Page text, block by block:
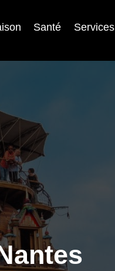
Santé Services